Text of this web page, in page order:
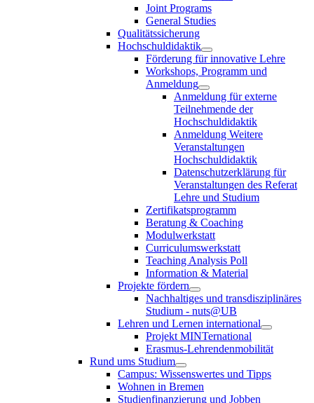
Joint Programs
General Studies
Qualitätssicherung
Hochschuldidaktik
Förderung für innovative Lehre
Workshops, Programm und
Anmeldung
Anmeldung für externe
Teilnehmende der
Hochschuldidaktik
Anmeldung Weitere
Veranstaltungen
Hochschuldidaktik
Datenschutzerklärung für
Veranstaltungen des Referat
Lehre und Studium
Zertifikatsprogramm
Beratung & Coaching
Modulwerkstatt
Curriculumswerkstatt
Teaching Analysis Poll
Information & Material
Projekte fördern
Nachhaltiges und transdisziplinäres
Studium - nuts@UB
Lehren und Lernen international
Projekt MINTernational
Erasmus-Lehrendenmobilität
Rund ums Studium
Campus: Wissenswertes und Tipps
Wohnen in Bremen
Studienfinanzierung und Jobben